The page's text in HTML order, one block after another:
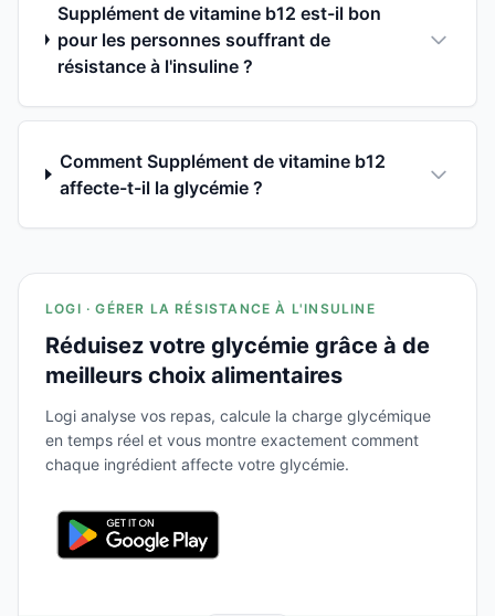
Supplément de vitamine b12 est-il bon
pour les personnes souffrant de
résistance à l'insuline ?
Comment Supplément de vitamine b12
affecte-t-il la glycémie ?
LOGI · GÉRER LA RÉSISTANCE À L'INSULINE
Réduisez votre glycémie grâce à de
meilleurs choix alimentaires
Logi analyse vos repas, calcule la charge glycémique
en temps réel et vous montre exactement comment
chaque ingrédient affecte votre glycémie.